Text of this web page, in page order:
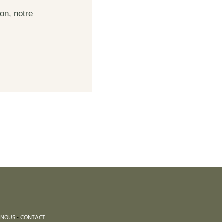
notre
-CONTACT